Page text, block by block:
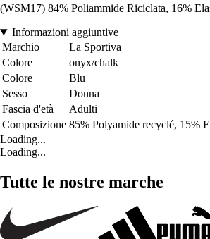
(WSM17) 84% Poliammide Riciclata, 16%
Informazioni aggiuntive
Marchio
La Sportiva
Colore
onyx/chalk
Colore
Blu
Sesso
Donna
Fascia d'età
Adulti
Composizione 85% Polyamide recyclé, 15%
Loading...
Loading...
Tutte le nostre marche